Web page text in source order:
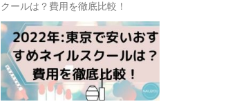
クールは？費用を徹底比較！